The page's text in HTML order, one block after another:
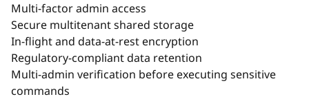
Multi-factor admin access
Secure multitenant shared storage
In-flight and data-at-rest encryption
Regulatory-compliant data retention
Multi-admin verification before executing sensitive
commands